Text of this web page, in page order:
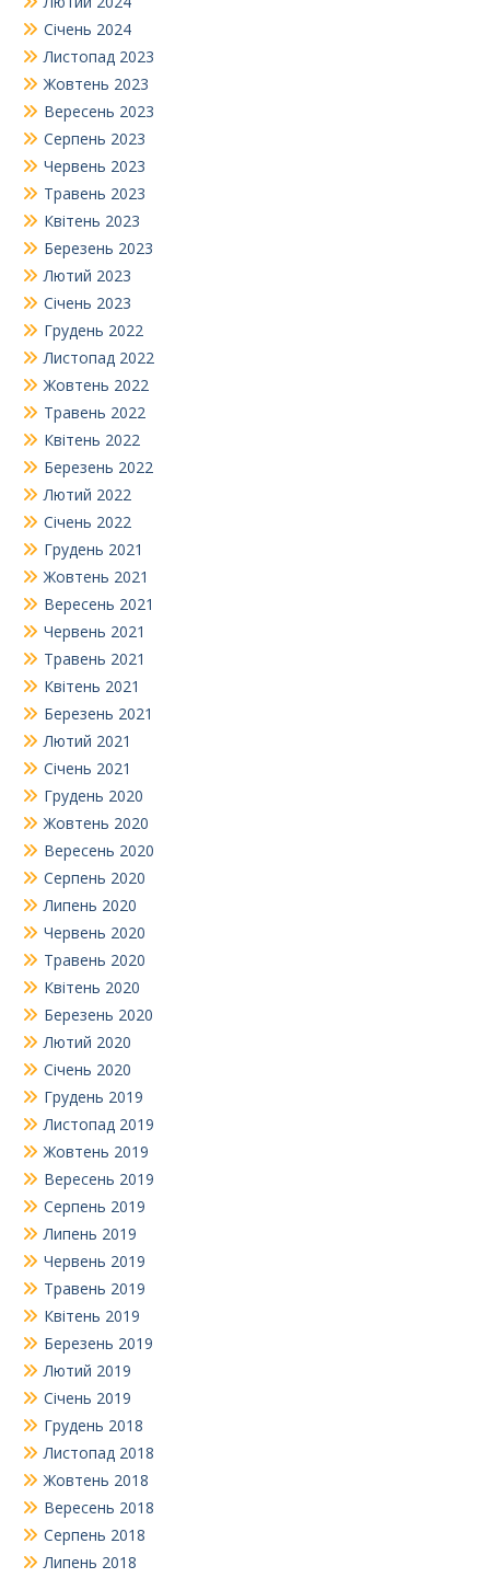
Січень 2024
Листопад 2023
Жовтень 2023
Вересень 2023
Серпень 2023
Червень 2023
Травень 2023
Квітень 2023
Березень 2023
Лютий 2023
Січень 2023
Грудень 2022
Листопад 2022
Жовтень 2022
Травень 2022
Квітень 2022
Березень 2022
Лютий 2022
Січень 2022
Грудень 2021
Жовтень 2021
Вересень 2021
Червень 2021
Травень 2021
Квітень 2021
Березень 2021
Лютий 2021
Січень 2021
Грудень 2020
Жовтень 2020
Вересень 2020
Серпень 2020
Липень 2020
Червень 2020
Травень 2020
Квітень 2020
Березень 2020
Лютий 2020
Січень 2020
Грудень 2019
Листопад 2019
Жовтень 2019
Вересень 2019
Серпень 2019
Липень 2019
Червень 2019
Травень 2019
Квітень 2019
Березень 2019
Лютий 2019
Січень 2019
Грудень 2018
Листопад 2018
Жовтень 2018
Вересень 2018
Серпень 2018
Липень 2018